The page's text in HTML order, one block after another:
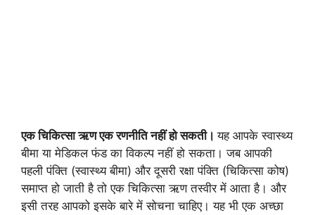
एक चिकित्सा ऋण एक रणनीति नहीं हो सकती।यह आपके स्वास्थ्य
बीमा या मेडिकल फंड का विकल्प नहीं हो सकता। जब आपकी
पहली पंक्ति (स्वास्थ्य बीमा) और दूसरी रक्षा पंक्ति (चिकित्सा कोष)
समाप्त हो जाती है तो एक चिकित्सा ऋण तस्वीर में आता है। और
इसी तरह आपको इसके बारे में सोचना चाहिए। यह भी एक अच्छा